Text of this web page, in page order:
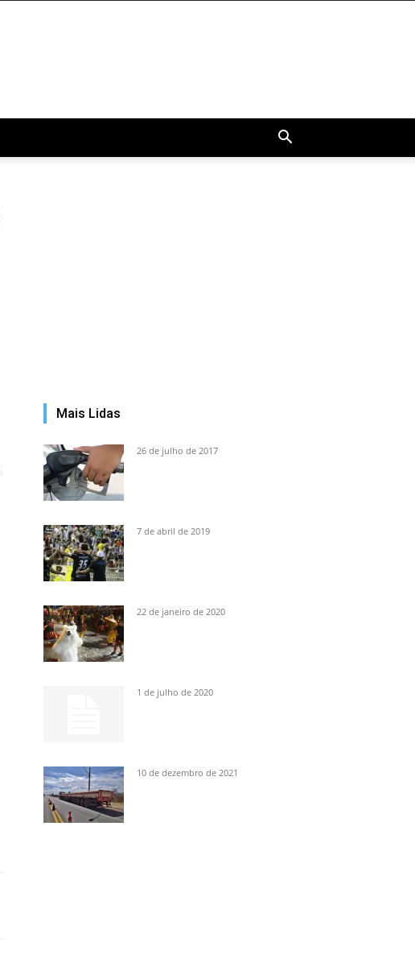
Mais Lidas
26 de julho de 2017
7 de abril de 2019
22 de janeiro de 2020
1 de julho de 2020
10 de dezembro de 2021